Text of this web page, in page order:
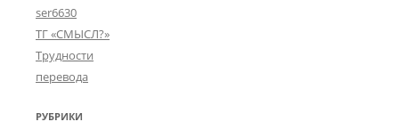
ser6630
ТГ «СМЫСЛ?»
Трудности
перевода
РУБРИКИ